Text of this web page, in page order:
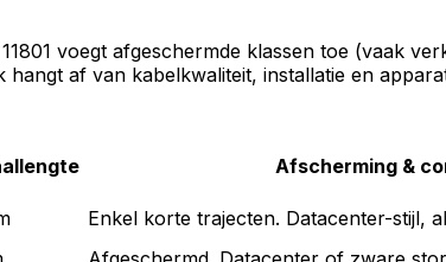
voegt afgeschermde klassen toe (vaak
af van kabelkwaliteit, installatie en
Afscherming &
Enkel korte trajecten. Datacenter-stijl,